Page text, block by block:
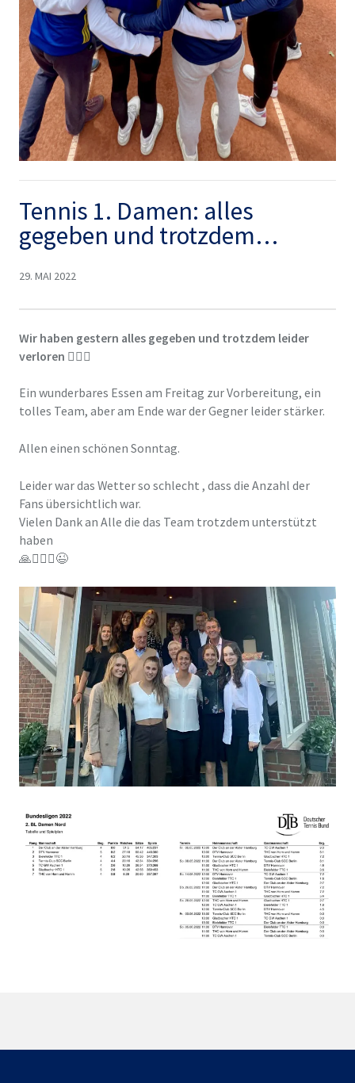
Tennis 1. Damen: alles
gegeben und trotzdem…
29. MAI 2022
Wir haben gestern alles gegeben und trotzdem leider
verloren 🤷🏽‍♂️
Ein wunderbares Essen am Freitag zur Vorbereitung, ein
tolles Team, aber am Ende war der Gegner leider stärker.
Allen einen schönen Sonntag.
Leider war das Wetter so schlecht , dass die Anzahl der
Fans übersichtlich war.
Vielen Dank an Alle die das Team trotzdem unterstützt
haben
🙏🤷🏽‍♂️😉